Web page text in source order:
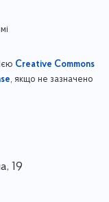
Creative Commons
, якщо не зазначено
19